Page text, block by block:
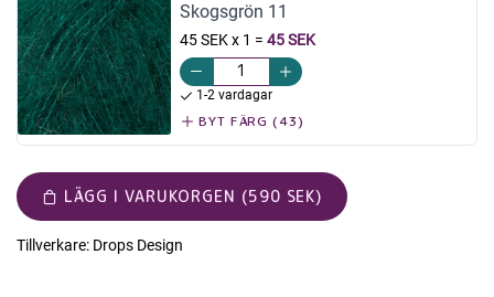
Skogsgrön 11
45 SEK x 1 = 45 SEK
1-2 vardagar
BYT FÄRG (43)
LÄGG I VARUKORGEN (590 SEK)
Tillverkare: Drops Design